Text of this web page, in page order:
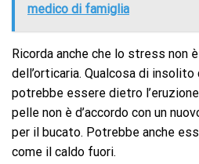
medico di famiglia
Ricorda anche che lo stress non
dell’orticaria. Qualcosa di insolito
potrebbe essere dietro
pelle non è d’accordo con un
per il bucato. Potrebbe anche
come il caldo fuori.